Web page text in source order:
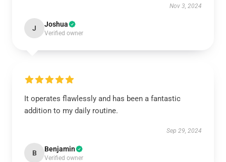
Nov 3, 2024
J Joshua
Verified owner
It operates flawlessly and has been a fantastic
addition to my daily routine.
Sep 29, 2024
B Benjamin
Verified owner